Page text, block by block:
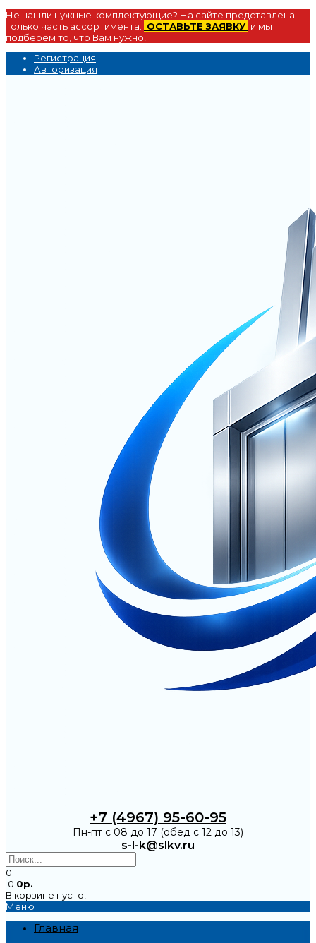
Не нашли нужные комплектующие? На сайте представлена
только часть ассортимента.
ОСТАВЬТЕ ЗАЯВКУ и мы
подберем то, что Вам нужно!
Регистрация
Авторизация
+7 (4967) 95-60-95
Пн-пт с 08 до 17 (обед с 12 до 13)
s-l-k@slkv.ru
0
0 0р.
В корзине пусто!
Меню
Главная